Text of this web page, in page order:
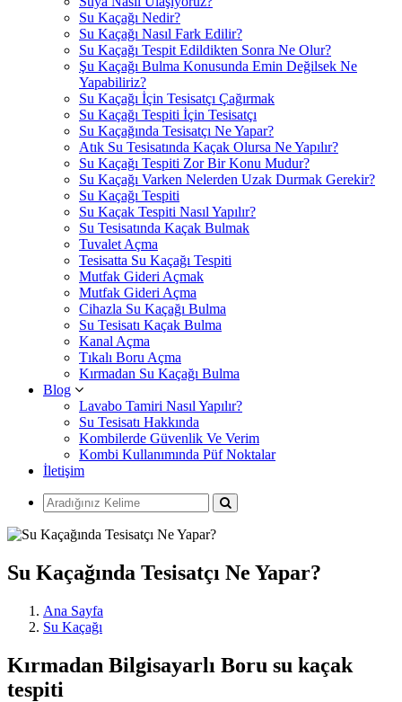
Su Kaçağı Nedir?
Su Kaçağı Nasıl Fark Edilir?
Su Kaçağı Tespit Edildikten Sonra Ne Olur?
Şu Kaçağı Bulma Konusunda Emin Değilsek Ne
Yapabiliriz?
Su Kaçağı İçin Tesisatçı Çağırmak
Su Kaçağı Tespiti İçin Tesisatçı
Su Kaçağında Tesisatçı Ne Yapar?
Atık Su Tesisatında Kaçak Olursa Ne Yapılır?
Su Kaçağı Tespiti Zor Bir Konu Mudur?
Su Kaçağı Varken Nelerden Uzak Durmak Gerekir?
Su Kaçağı Tespiti
Su Kaçak Tespiti Nasıl Yapılır?
Su Tesisatında Kaçak Bulmak
Tuvalet Açma
Tesisatta Su Kaçağı Tespiti
Mutfak Gideri Açmak
Mutfak Gideri Açma
Cihazla Su Kaçağı Bulma
Su Tesisatı Kaçak Bulma
Kanal Açma
Tıkalı Boru Açma
Kırmadan Su Kaçağı Bulma
Blog
Lavabo Tamiri Nasıl Yapılır?
Su Tesisatı Hakkında
Kombilerde Güvenlik Ve Verim
Kombi Kullanımında Püf Noktalar
İletişim
Su Kaçağında Tesisatçı Ne Yapar?
Ana Sayfa
Su Kaçağı
Kırmadan Bilgisayarlı Boru su kaçak
tespiti